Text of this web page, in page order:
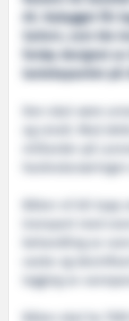
AS. Nybygget får
Sailor», som ble
fartøy designet
lastekapasitet på
Den skal være
og smolt. Med
milliarder på
Båten vil bli
transport med
behandling av
vaske og
logging av